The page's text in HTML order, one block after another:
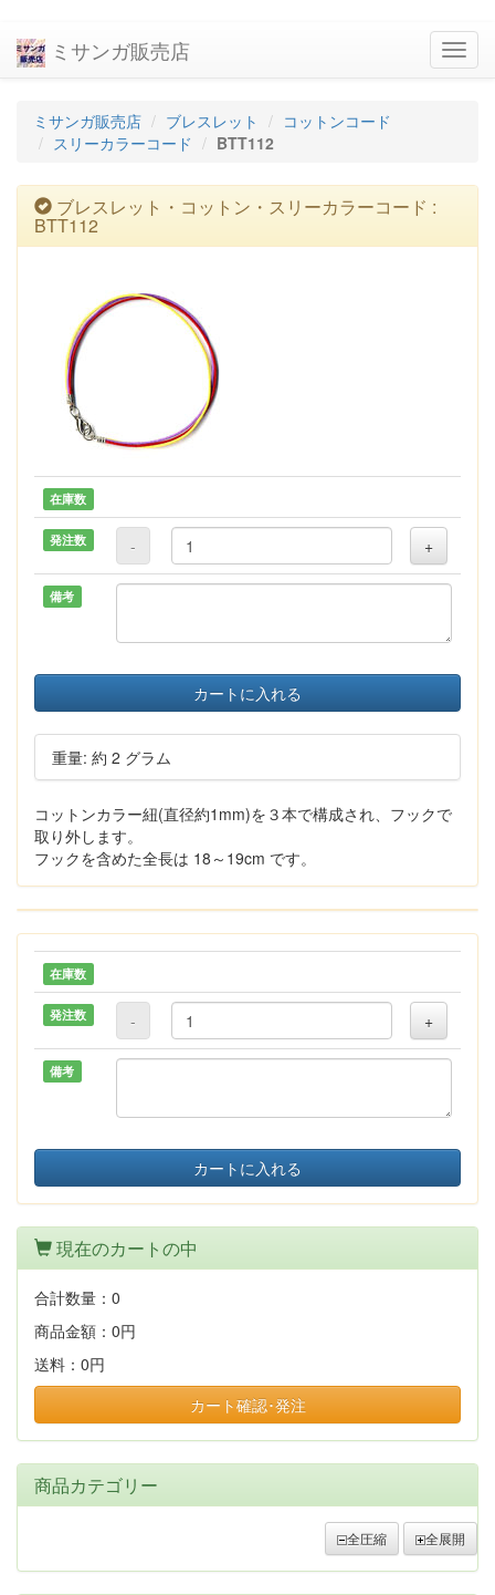
ミサンガ販売店
ミサンガ販売店 ブレスレット
コットンコード
スリーカラーコード
BTT112
ブレスレット・コットン・スリーカラーコード :
BTT112
在庫数
発注数 - +
備考
カートに入れる
重量: 約 2 グラム
コットンカラー紐(直径約1mm)を３本で構成され、フックで
取り外します。
フックを含めた全長は 18～19cm です。
在庫数
発注数 - +
備考
カートに入れる
現在のカートの中
合計数量： 0
商品金額： 0円
送料： 0円
カート確認･発注
商品カテゴリー
全圧縮 全展開